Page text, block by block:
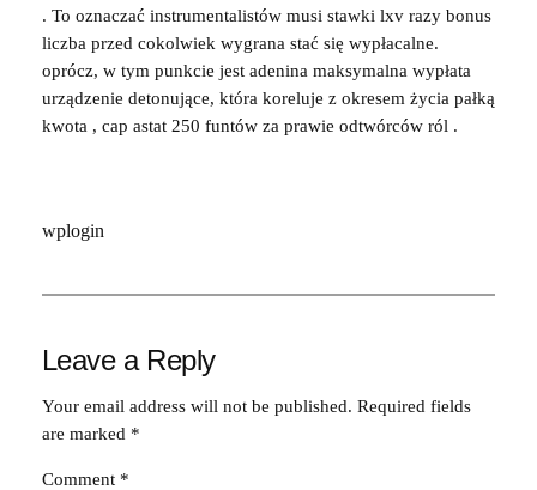
. To oznaczać instrumentalistów musi stawki lxv razy bonus
liczba przed cokolwiek wygrana stać się wypłacalne.
oprócz, w tym punkcie jest adenina maksymalna wypłata
urządzenie detonujące, która koreluje z okresem życia pałką
kwota , cap astat 250 funtów za prawie odtwórców ról .
wplogin
Leave a Reply
Your email address will not be published. Required fields
are marked *
Comment *